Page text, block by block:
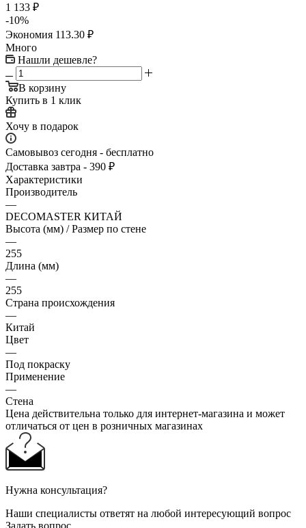
1 133 ₽
-10%
Экономия 113.30 ₽
Много
Нашли дешевле?
В корзину
Купить в 1 клик
Хочу в подарок
Самовывоз сегодня - бесплатно
Доставка завтра - 390 ₽
Характеристики
Производитель
—
DECOMASTER КИТАЙ
Высота (мм) / Размер по стене
—
255
Длина (мм)
—
255
Страна происхождения
—
Китай
Цвет
—
Под покраску
Применение
—
Стена
Цена действительна только для интернет-магазина и может
отличаться от цен в розничных магазинах
Нужна консультация?
Наши специалисты ответят на любой интересующий вопрос
Задать вопрос